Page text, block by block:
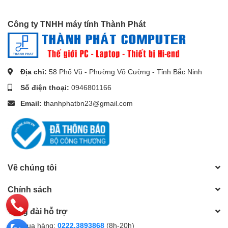
***Để có thêm nhiều ưu đãi và cơ hội giảm giá, bạn có thể đặt
hàng qua
: Shopee
Công ty TNHH máy tính Thành Phát
Địa chỉ: 58 Phố Vũ - Phường Võ Cường - Tỉnh Bắc Ninh
Số điện thoại: 0946801166
Email: thanhphatbn23@gmail.com
Về chúng tôi
Chính sách
Tổng đài hỗ trợ
Gọi mua hàng: 0222.3893868 (8h-20h)